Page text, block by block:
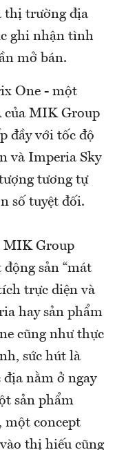
thị trường địa
ghi nhận tình
mở bán.
One - một
của MIK Group
đầy với tốc độ
và Imperia Sky
tương tự
số tuyệt đối.
MIK Group
sản “mát
trực diện và
hay sản phẩm
cũng như thực
sức hút là
nằm ở ngay
sản phẩm
một concept
thị hiếu cũng